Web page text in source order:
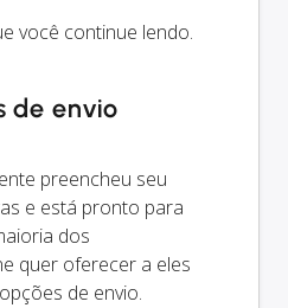
você continue lendo.
de envio
preencheu seu
e está pronto para
dos
quer oferecer a eles
de envio.